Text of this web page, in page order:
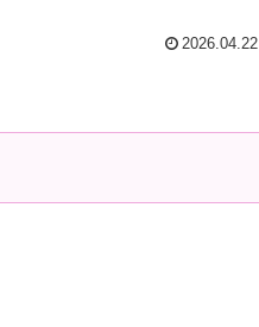
2026.04.22